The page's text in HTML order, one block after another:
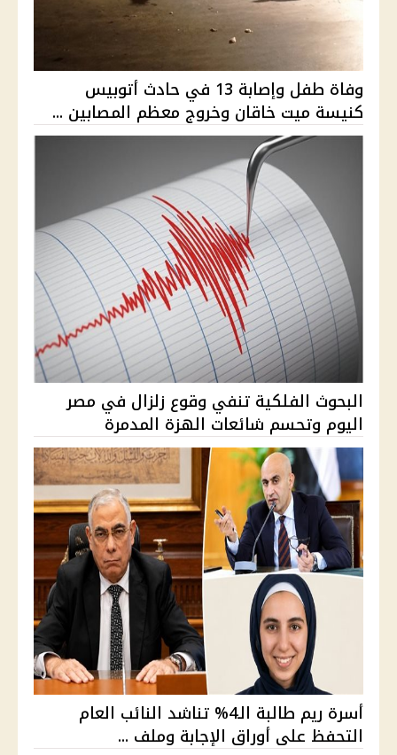
وفاة طفل وإصابة 13 في حادث أتوبيس
كنيسة ميت خاقان وخروج معظم المصابين ...
البحوث الفلكية تنفي وقوع زلزال في مصر
اليوم وتحسم شائعات الهزة المدمرة
أسرة ريم طالبة الـ4% تناشد النائب العام
التحفظ على أوراق الإجابة وملف ...